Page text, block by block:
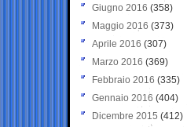
Giugno 2016 (358)
Maggio 2016 (373)
Aprile 2016 (307)
Marzo 2016 (369)
Febbraio 2016 (335)
Gennaio 2016 (404)
Dicembre 2015 (412)